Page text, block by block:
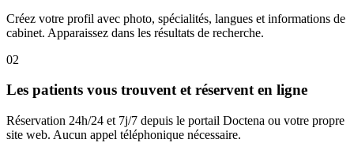
Créez votre profil avec photo, spécialités, langues et informations de
cabinet. Apparaissez dans les résultats de recherche.
02
Les patients vous trouvent et réservent en ligne
Réservation 24h/24 et 7j/7 depuis le portail Doctena ou votre propre
site web. Aucun appel téléphonique nécessaire.